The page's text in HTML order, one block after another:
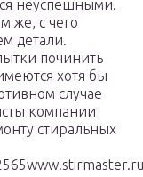
неуспешными.
же, с чего
детали.
починить
хотя бы
случае
компании
стиральных